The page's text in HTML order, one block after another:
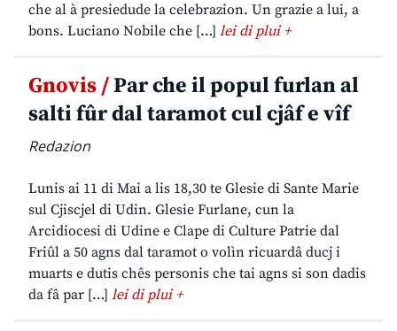
che al à presiedude la celebrazion. Un grazie a lui, a
bons. Luciano Nobile che […] lei di plui +
Gnovis /Par che il popul furlan al
salti fûr dal taramot cul cjâf e vîf
Redazion
Lunis ai 11 di Mai a lis 18,30 te Glesie di Sante Marie
sul Cjiscjel di Udin. Glesie Furlane, cun la
Arcidiocesi di Udine e Clape di Culture Patrie dal
Friûl a 50 agns dal taramot o volìn ricuardâ ducj i
muarts e dutis chês personis che tai agns si son dadis
da fâ par […] lei di plui +